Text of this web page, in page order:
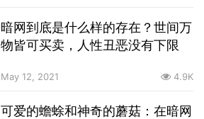
暗网到底是什么样的存在？世间万
物皆可买卖，人性丑恶没有下限
May 12, 2021 4.9K
可爱的蟾蜍和神奇的蘑菇：在暗网